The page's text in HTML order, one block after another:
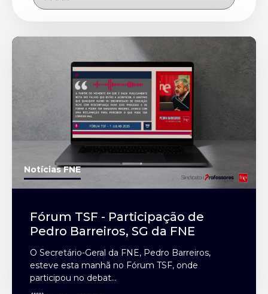
Notícias FNE
Fórum TSF - Participação de
Pedro Barreiros, SG da FNE
O Secretário-Geral da FNE, Pedro Barreiros,
esteve esta manhã no Fórum TSF, onde
participou no debat...